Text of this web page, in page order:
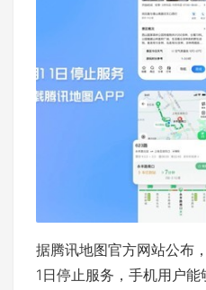
据腾讯地图官方网站公布
1日停止服务，手机用户